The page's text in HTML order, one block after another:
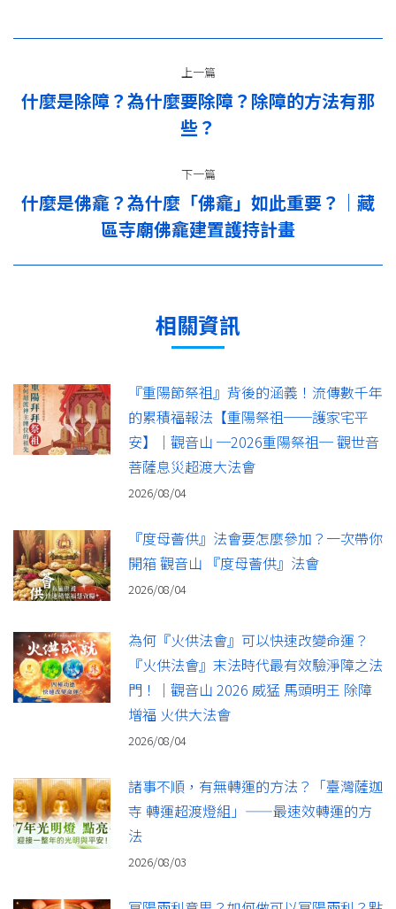
章
上一篇
上
一
什麼是除障？為什麼要除障？除障的方法有那
些？
下一篇
下
一
篇：
什麼是佛龕？為什麼「佛龕」如此重要？｜藏
區寺廟佛龕建置護持計畫
相關資訊
『重陽節祭祖』背後的涵義！流傳數千年
的累積福報法【重陽祭祖──護家宅平
安】｜觀音山 ─2026重陽祭祖─ 觀世音
菩薩息災超渡大法會
2026/08/04
『度母薈供』法會要怎麼參加？一次帶你
開箱 觀音山 『度母薈供』法會
2026/08/04
為何『火供法會』可以快速改變命運？
『火供法會』末法時代最有效驗淨障之法
門！｜觀音山 2026 威猛 馬頭明王 除障
增福 火供大法會
2026/08/04
諸事不順，有無轉運的方法？「臺灣薩迦
寺 轉運超渡燈組」——最速效轉運的方
法
2026/08/03